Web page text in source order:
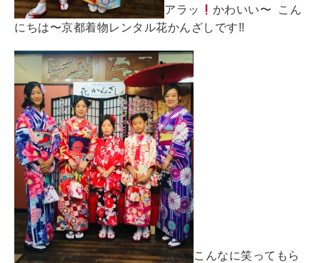
アラッ
かわいい〜 こん
にちは〜京都着物レンタル花かんざしです!!
こんなに笑ってもら